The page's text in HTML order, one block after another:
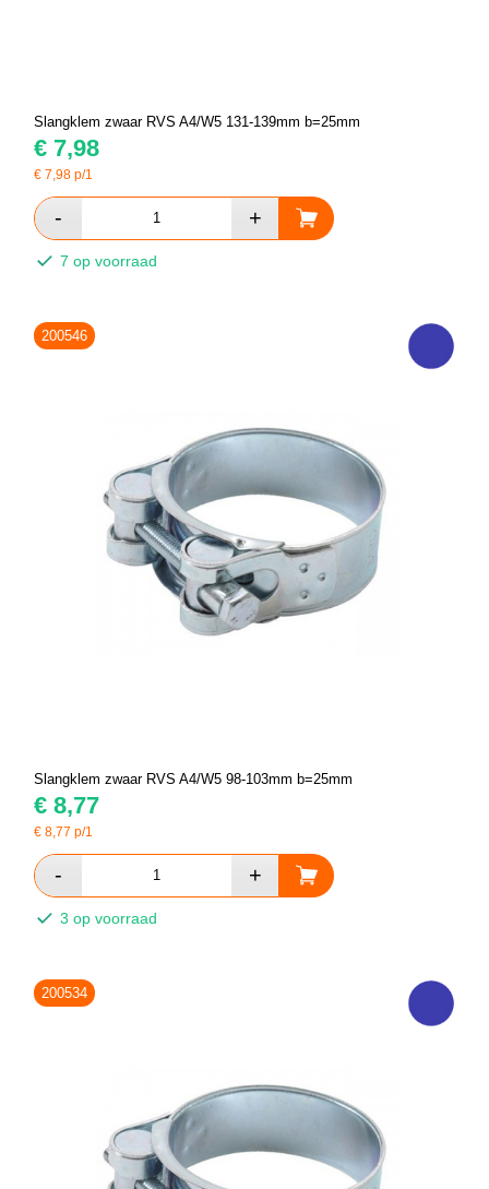
Slangklem zwaar RVS A4/W5 131-139mm b=25mm
€ 7,98
€7,98 p/1
7 op voorraad
200546
Slangklem zwaar RVS A4/W5 98-103mm b=25mm
€ 8,77
€8,77 p/1
3 op voorraad
200534